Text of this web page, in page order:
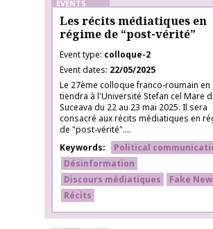
EVENTS
Les récits médiatiques en
régime de “post-vérité”
Event type colloque-2
Event dates 22/05/2025
Le 27ème colloque franco-roumain en
tiendra à l'Université Stefan cel Mare
Suceava du 22 au 23 mai 2025. Il sera
consacré aux récits médiatiques en
de "post-vérité"....
Keywords
Political
Désinformation
Discours médiatiques
Fake
Récits